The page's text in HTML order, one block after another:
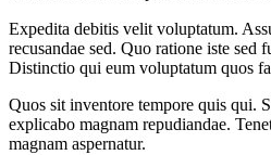
Expedita debitis velit voluptatum.
recusandae sed. Quo ratione iste sed
Distinctio qui eum voluptatum quos
Quos sit inventore tempore quis qui.
explicabo magnam repudiandae.
magnam aspernatur.